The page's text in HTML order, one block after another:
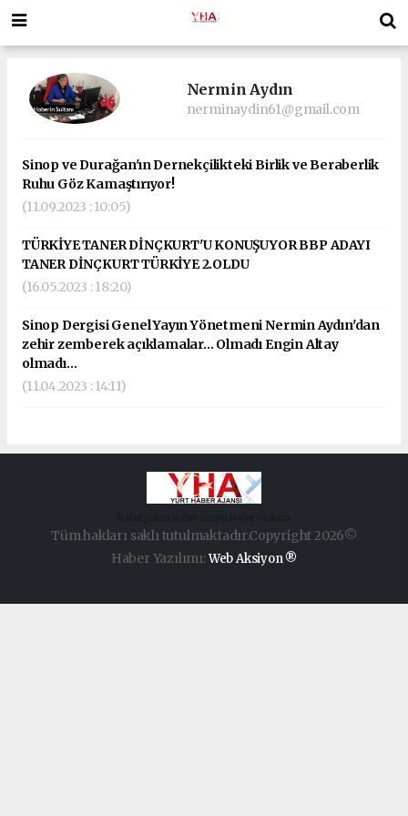
Nermin Aydın
nerminaydin61@gmail.com
Sinop ve Durağan'ın Dernekçilikteki Birlik ve Beraberlik
Ruhu Göz Kamaştırıyor!
(11.09.2023 : 10:05)
TÜRKİYE TANER DİNÇKURT'U KONUŞUYOR BBP ADAYI
TANER DİNÇKURT TÜRKİYE 2.OLDU
(16.05.2023 : 18:20)
Sinop Dergisi Genel Yayın Yönetmeni Nermin Aydın'dan
zehir zemberek açıklamalar... Olmadı Engin Altay
olmadı…
(11.04.2023 : 14:11)
Tüm hakları saklı tutulmaktadır.Copyright 2026©
Haber Yazılımı:Web Aksiyon ®